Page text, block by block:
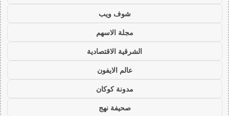
شوف ويب
مجلة الاسهم
الشرقية الاقتصادية
عالم الايفون
مدونة كوكان
صحيفة نهج